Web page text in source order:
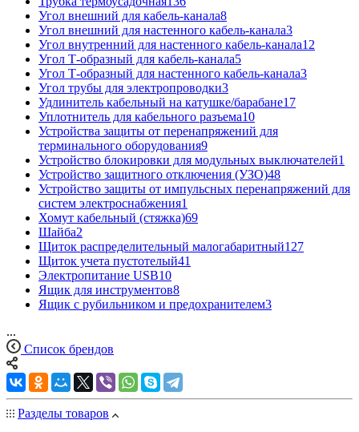
Угол внешний для кабель-канала8
Угол внешний для настенного кабель-канала3
Угол внутренний для настенного кабель-канала12
Угол Т-образный для кабель-канала5
Угол Т-образный для настенного кабель-канала3
Угол трубы для электропроводки3
Удлинитель кабельный на катушке/барабане17
Уплотнитель для кабельного разъема10
Устройства защиты от перенапряжений для
терминального оборудования9
Устройство блокировки для модульных выключателей1
Устройство защитного отключения (УЗО)48
Устройство защиты от импульсных перенапряжений для
систем электроснабжения1
Хомут кабельный (стяжка)69
Шайба2
Щиток распределительный малогабаритный127
Щиток учета пустотелый41
Электропитание USB10
Ящик для инструментов8
Ящик с рубильником и предохранителем3
...
Список брендов
Разделы товаров